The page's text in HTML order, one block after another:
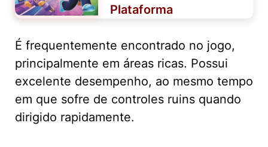
Plataforma
É frequentemente encontrado no jogo,
principalmente em áreas ricas. Possui
excelente desempenho, ao mesmo tempo
em que sofre de controles ruins quando
dirigido rapidamente.